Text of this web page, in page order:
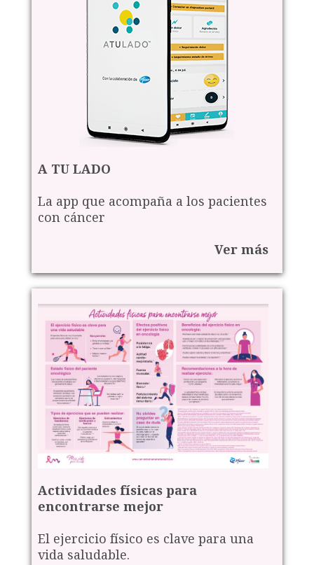
A TU LADO
La app que acompaña a los pacientes
con cáncer
Ver más
Actividades físicas para
encontrarse mejor
El ejercicio físico es clave para una
vida saludable.